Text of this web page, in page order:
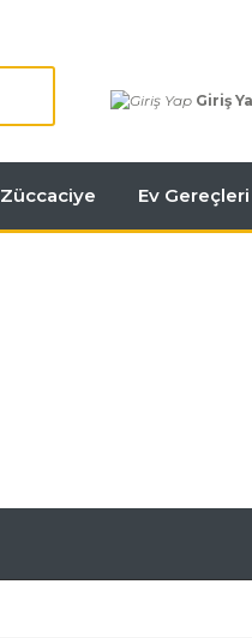
Giriş
Züccaciye Ev Gereçleri